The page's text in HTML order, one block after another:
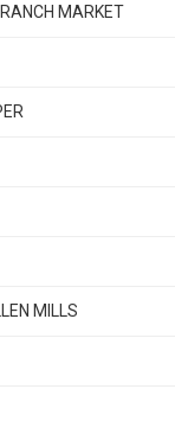
MARKET
MILLS